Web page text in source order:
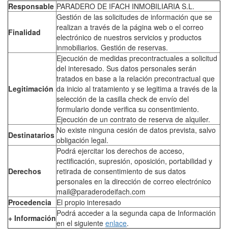
Responsable PARADERO DE IFACH INMOBILIARIA S.L.
Finalidad
Gestión de las solicitudes de información que se
realizan a través de la página web o el correo
electrónico de nuestros servicios y productos
inmobiliarios. Gestión de reservas.
Legitimación
Ejecución de medidas precontractuales a solicitud
del interesado. Sus datos personales serán
tratados en base a la relación precontractual que
da inicio al tratamiento y se legitima a través de la
selección de la casilla check de envío del
formulario donde verifica su consentimiento.
Ejecución de un contrato de reserva de alquiler.
Destinatarios No existe ninguna cesión de datos prevista, salvo
obligación legal.
Derechos
Podrá ejercitar los derechos de acceso,
rectificación, supresión, oposición, portabilidad y
retirada de consentimiento de sus datos
personales en la dirección de correo electrónico
mail@paraderodeifach.com
Procedencia El propio interesado
+ InformaciónPodrá acceder a la segunda capa de Información
en el siguiente enlace.
Appartement
Calpe